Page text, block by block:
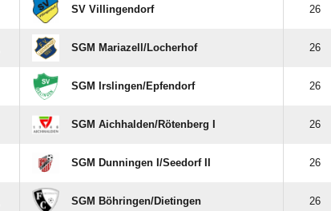
SV Villingendorf 26
SGM Mariazell/​Locherhof 26
SGM Irslingen/​Epfendorf 26
SGM Aichhalden/​Rötenberg I 26
SGM Dunningen I/​Seedorf II 26
SGM Böhringen/​Dietingen 26